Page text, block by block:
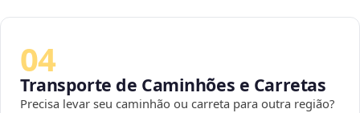
04
Transporte de Caminhões e Carretas
Precisa levar seu caminhão ou carreta para outra região?